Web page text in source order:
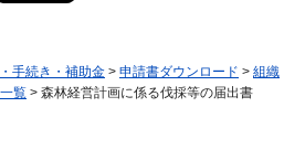
手続き・補助金 > 申請書ダウンロード > 組織
覧 > 森林経営計画に係る伐採等の届出書